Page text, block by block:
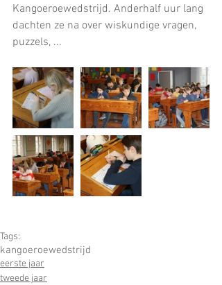
Kangoeroewedstrijd. Anderhalf uur lang
dachten ze na over wiskundige vragen,
puzzels, ...
Tags:
kangoeroewedstrijd
eerste jaar
tweede jaar